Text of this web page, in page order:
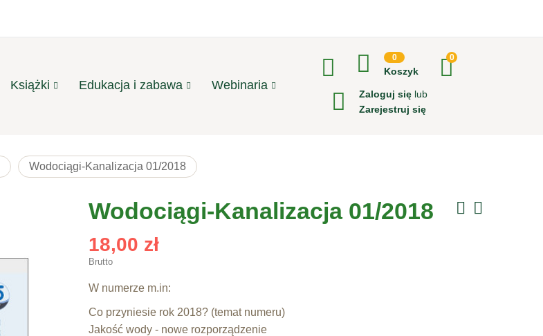
0
Koszyk
0
Zaloguj się lub
Zarejestruj się
Książki Edukacja i zabawa Webinaria
Wodociągi-Kanalizacja 01/2018
Wodociągi-Kanalizacja 01/2018
18,00 zł
Brutto
W numerze m.in:
Co przyniesie rok 2018? (temat numeru)
Jakość wody - nowe rozporządzenie